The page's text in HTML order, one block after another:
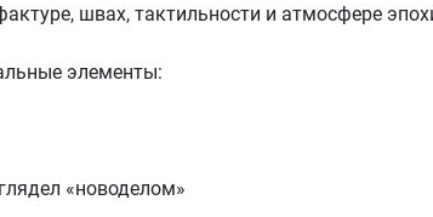
швах, тактильности и атмосфере
элементы:
«новоделом»
заявку
формы отправлены